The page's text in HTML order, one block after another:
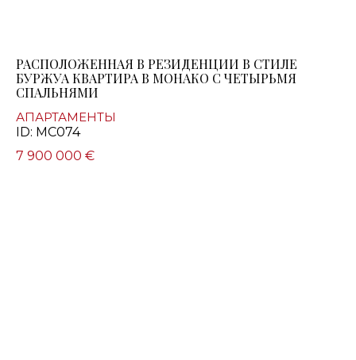
РАСПОЛОЖЕННАЯ В РЕЗИДЕНЦИИ В СТИЛЕ
БУРЖУА КВАРТИРА В МОНАКО С ЧЕТЫРЬМЯ
СПАЛЬНЯМИ
АПАРТАМЕНТЫ
ID: MC074
7 900 000 €